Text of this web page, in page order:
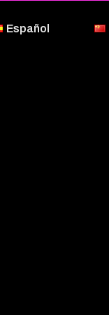
Español